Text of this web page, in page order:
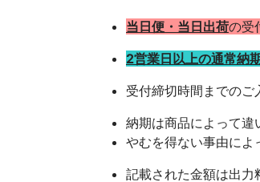
当日便・当日出荷の受
2営業日以上の通常納
受付締切時間までのご
納期は商品によって違
やむを得ない事由によ
記載された金額は出力